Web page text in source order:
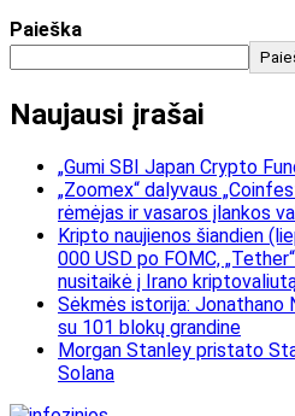
Paieška
Naujausi įrašai
„Gumi SBI Japan Crypto
„Zoomex“ dalyvaus
rėmėjas ir vasaros įlankos
Kripto naujienos šiandien
000 USD po FOMC,
nusitaikė į Irano
Sėkmės istorija: Jonathano
su 101 blokų grandine
Morgan Stanley pristato
Solana